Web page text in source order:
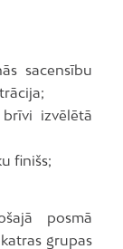
sacensību
izvēlētā
finišs;
posmā
grupas